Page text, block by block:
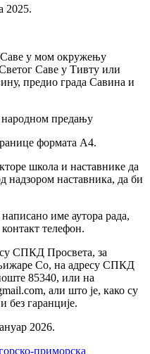
2025.
Саве у мом окружењу
Саве у Тивту или
предио града Савина и
народном предању
формата А4.
школа и наставнике да
надзором наставника, да би
име аутора рада,
телефон.
СПКД Просвета, за
Со, на адресу СПКД
85340, или на
али што је, како су
без гаранције.
2026.
приморска